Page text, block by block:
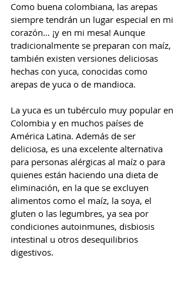
Como buena colombiana, las arepas
siempre tendrán un lugar especial en mi
corazón… ¡y en mi mesa! Aunque
tradicionalmente se preparan con maíz,
también existen versiones deliciosas
hechas con yuca, conocidas como
arepas de yuca o de mandioca.
La yuca es un tubérculo muy popular en
Colombia y en muchos países de
América Latina. Además de ser
deliciosa, es una excelente alternativa
para personas alérgicas al maíz o para
quienes están haciendo una dieta de
eliminación, en la que se excluyen
alimentos como el maíz, la soya, el
gluten o las legumbres, ya sea por
condiciones autoinmunes, disbiosis
intestinal u otros desequilibrios
digestivos.